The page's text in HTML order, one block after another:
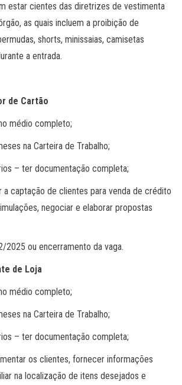
estar cientes das diretrizes de vestimenta
as quais incluem a proibição de
shorts, minissaias, camisetas
a entrada.
de Cartão
médio completo;
na Carteira de Trabalho;
– ter documentação completa;
a captação de clientes para venda de crédito
negociar e elaborar propostas
2025 ou encerramento da vaga.
de Loja
médio completo;
na Carteira de Trabalho;
– ter documentação completa;
os clientes, fornecer informações
na localização de itens desejados e